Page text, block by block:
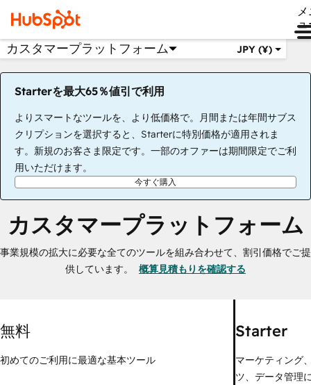
ュ
カスタマープラットフォーム JPY (¥)
Starterを最大65％値引で利用
よりスマートなツールを、より低価格で。月間または年間サブス
クリプションを選択すると、Starterに特別価格が適用されま
す。新規のお客さま限定です。一部のオファーは期間限定でご利
用いただけます。
今すぐ購入
カスタマープラットフォーム
事業規模の拡大に必要な全てのツールを組み合わせて、割引価格でご提
供しています。
概算見積もりを確認する
無料
初めてのご利用に最適な基本ツール
Starter
マーケティング
ツ、データ管理